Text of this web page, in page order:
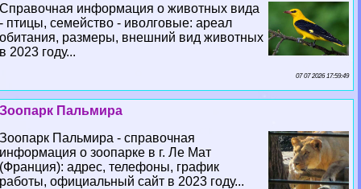
Справочная информация о животных вида
- птицы, семейство - иволговые: ареал
обитания, размеры, внешний вид животных
в 2023 году...
07 07 2026 17:59:49
Зоопарк Пальмира
Зоопарк Пальмира - справочная
информация о зоопарке в г. Ле Мат
(Франция): адрес, телефоны, график
работы, официальный сайт в 2023 году...